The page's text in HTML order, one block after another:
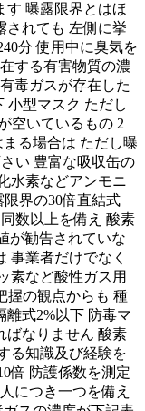
す 曝露限界とはほ
されても 左側に挙
分 使用中に臭気を
する有害物質の濃
毒ガスが存在した
小型マスク ただし
空いているもの 2
る場合は ただし曝
い 豊富な吸収缶の
水素などアンモニ
限界の30倍直結式
数以上を備え 酸素
が勧告されていな
事業者だけでなく
素など酸性ガス用
握の観点からも 種
式2%以下 防毒マ
ばなりません 酸素
る知識及び経験を
倍 防護係数を測定
につき一つを備え